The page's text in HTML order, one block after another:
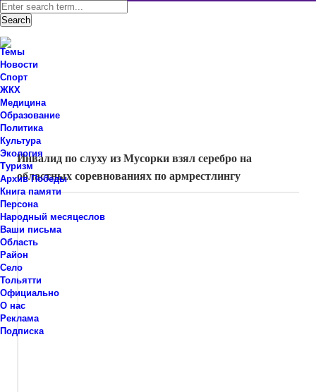
Инвалид по слуху из Мусорки взял серебро на
областных соревнованиях по армрестлингу
Темы
Новости
Спорт
ЖКХ
Медицина
Образование
Политика
Культура
Экология
Туризм
Архив Победы
Книга памяти
Персона
Народный месяцеслов
Ваши письма
Область
Район
Село
Тольятти
Официально
О нас
Реклама
Подписка